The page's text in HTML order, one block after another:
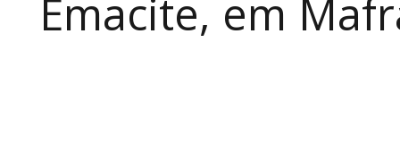
Emacite, em